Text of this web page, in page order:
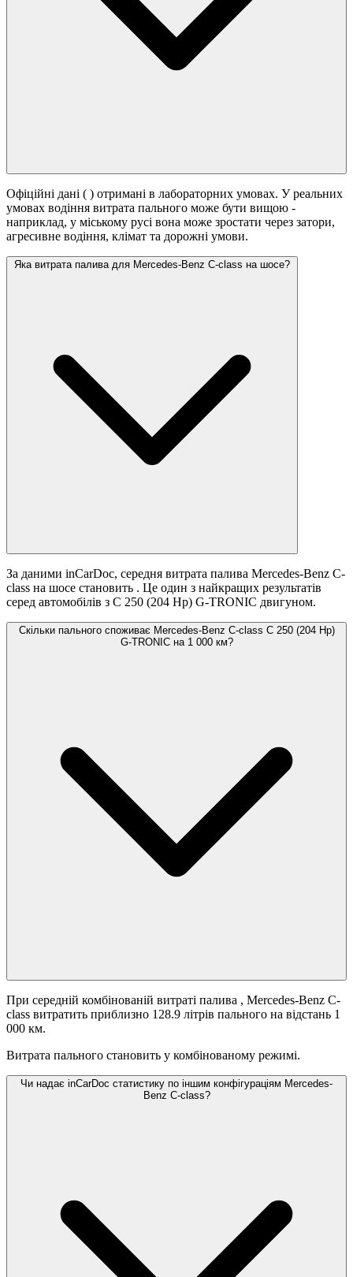
Офіційні дані ( ) отримані в лабораторних умовах. У реальних
умовах водіння витрата пального може бути вищою -
наприклад, у міському русі вона може зростати через затори,
агресивне водіння, клімат та дорожні умови.
Яка витрата палива для Mercedes-Benz C-class на шосе?
За даними inCarDoc, середня витрата палива Mercedes-Benz C-
class на шосе становить . Це один з найкращих результатів
серед автомобілів з C 250 (204 Hp) G-TRONIC двигуном.
Скільки пального споживає Mercedes-Benz C-class C 250 (204 Hp)
G-TRONIC на 1 000 км?
При середній комбінованій витраті палива , Mercedes-Benz C-
class витратить приблизно 128.9 літрів пального на відстань 1
000 км.
Витрата пального становить у комбінованому режимі.
Чи надає inCarDoc статистику по іншим конфігураціям Mercedes-
Benz C-class?